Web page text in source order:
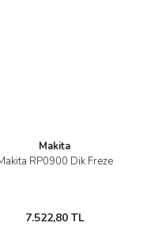
Makita
RP0900 Dik Freze
7.522,80 TL